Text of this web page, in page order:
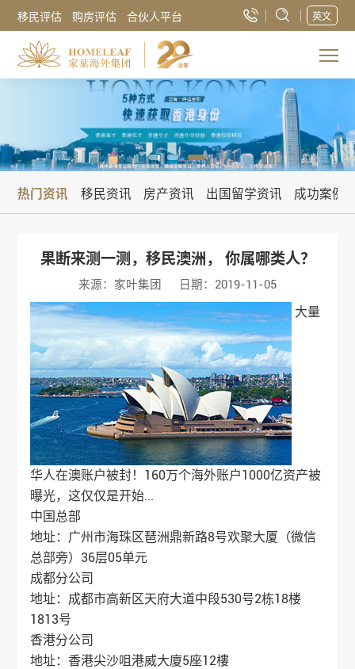
移民评估 购房评估 合伙人平台 英文
热门资讯 移民资讯 房产资讯 出国留学资讯 成功案例
果断来测一测，移民澳洲， 你属哪类人？
来源：家叶集团 日期：2019-11-05
大量
华人在澳账户被封！160万个海外账户1000亿资产被
曝光，这仅仅是开始...
中国总部
地址：广州市海珠区琶洲鼎新路8号欢聚大厦（微信
总部旁）36层05单元
成都分公司
地址：成都市高新区天府大道中段530号2栋18楼
1813号
香港分公司
地址：香港尖沙咀港威大廈5座12樓